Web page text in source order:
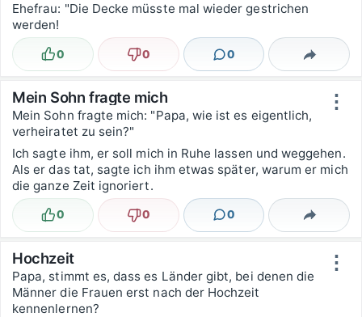
Ehefrau: "Die Decke müsste mal wieder gestrichen
werden!
Lustig
0 Nicht lustig
0 0
Kommentare Teilen
⋮
Mein Sohn fragte mich
Mein Sohn fragte mich: "Papa, wie ist es eigentlich,
verheiratet zu sein?"
Ich sagte ihm, er soll mich in Ruhe lassen und weggehen.
Als er das tat, sagte ich ihm etwas später, warum er mich
die ganze Zeit ignoriert.
Lustig
0 Nicht lustig
0 0
Kommentare Teilen
⋮
Hochzeit
Papa, stimmt es, dass es Länder gibt, bei denen die
Männer die Frauen erst nach der Hochzeit
kennenlernen?